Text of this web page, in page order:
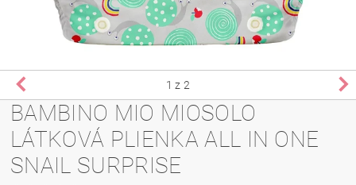
1 z 2
BAMBINO MIO MIOSOLO
LÁTKOVÁ PLIENKA ALL IN ONE
SNAIL SURPRISE